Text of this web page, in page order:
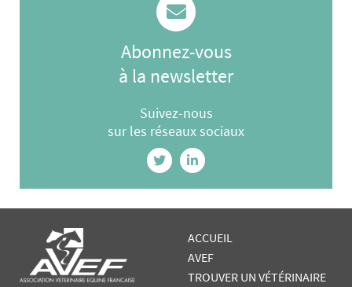
Abonnez-vous
à la newsletter
Suivez-nous
sur les réseaux sociaux
ACCUEIL
AVEF
TROUVER UN VÉTÉRINAIRE